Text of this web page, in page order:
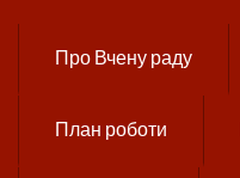
Про Вчену раду
План роботи